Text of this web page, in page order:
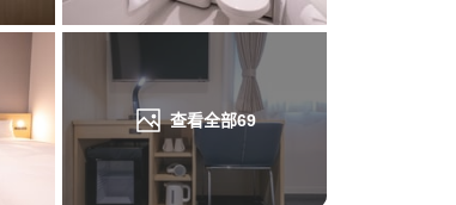
查看全部69